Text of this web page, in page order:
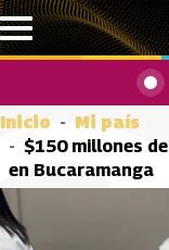
Pasar al contenido
Inicio
Mi país
$150 millones
en Bucaramanga